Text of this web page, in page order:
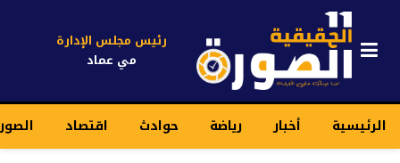
رئيس مجلس الإدارة
مي عماد
الرئيسية أخبار رياضة حوادث اقتصاد